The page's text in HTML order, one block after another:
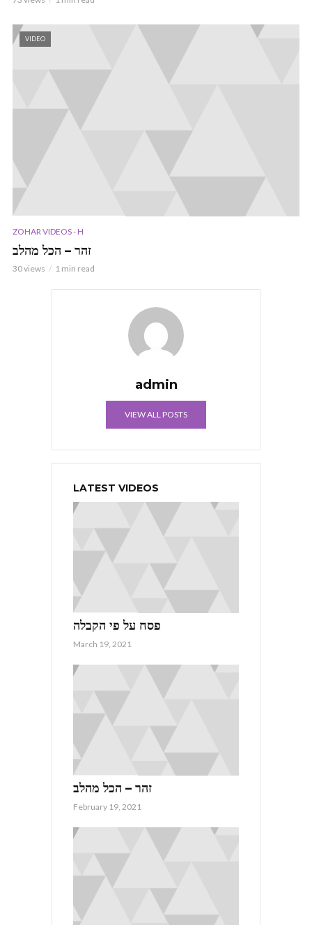
VIDEO
ZOHAR VIDEOS - H
זהר – הכל מהלב
30 views 1 min read
admin
VIEW ALL POSTS
LATEST VIDEOS
פסח על פי הקבלה
March 19, 2021
זהר – הכל מהלב
February 19, 2021